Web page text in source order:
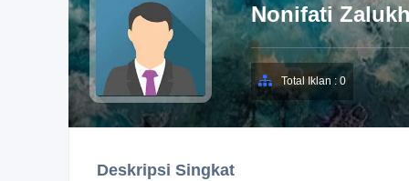
Nonifati
Total Iklan : 0
Deskripsi Singkat